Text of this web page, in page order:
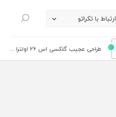
ارتباط با تکراتو
جستجو
طراحی عجیب گلکسی اس 26 اولترا ...